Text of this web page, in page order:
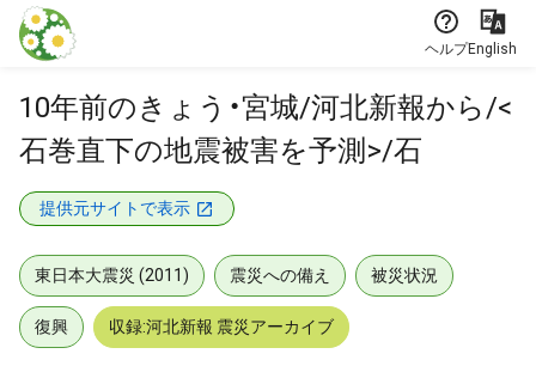
本文に飛ぶ
ヘルプEnglish
10年前のきょう・宮城/河北新報から/<
石巻直下の地震被害を予測>/石
提供元サイトで表示
東日本大震災 (2011) 震災への備え 被災状況
復興 収録:河北新報 震災アーカイブ